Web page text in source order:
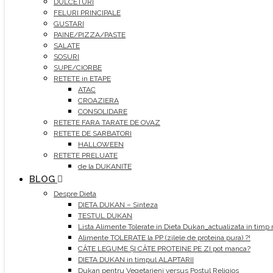
DULCETURI
FELURI PRINCIPALE
GUSTARI
PAINE/PIZZA/PASTE
SALATE
SOSURI
SUPE/CIORBE
RETETE in ETAPE
ATAC
CROAZIERA
CONSOLIDARE
RETETE FARA TARATE DE OVAZ
RETETE DE SARBATORI
HALLOWEEN
RETETE PRELUATE
de la DUKANITE
BLOG
Despre Dieta
DIETA DUKAN – Sinteza
TESTUL DUKAN
Lista Alimente Tolerate in Dieta Dukan_actualizata in timp
Alimente TOLERATE la PP (zilele de proteina pura) ?!
CÂTE LEGUME ȘI CÂTE PROTEINE PE ZI pot manca?
DIETA DUKAN in timpul ALAPTARII
Dukan pentru Vegetarieni versus Postul Religios